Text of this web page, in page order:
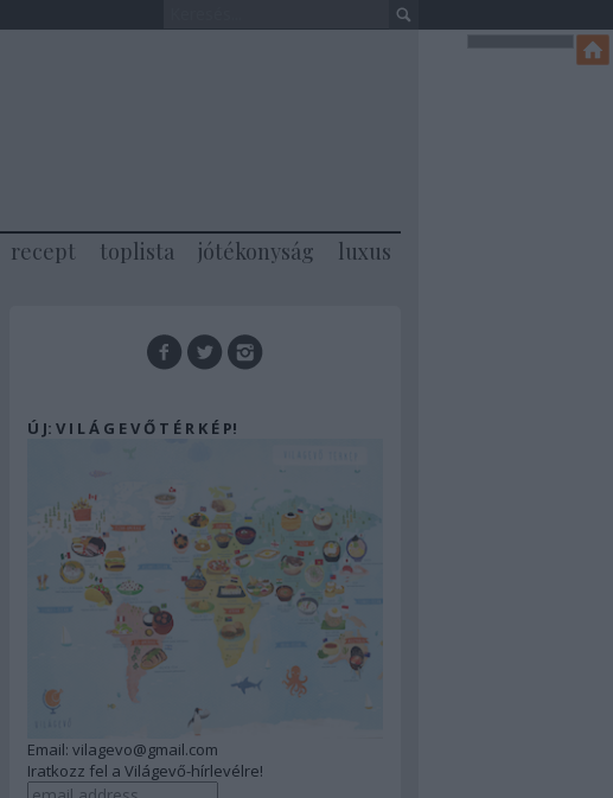
recept toplista jótékonyság luxus
Ú J: V I L Á G E V Ő T É R K É P!
Email: vilagevo@gmail.com
Iratkozz fel a Világevő-hírlevélre!